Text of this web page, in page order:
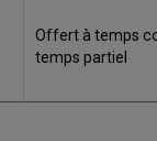
Offert à temps
temps partiel